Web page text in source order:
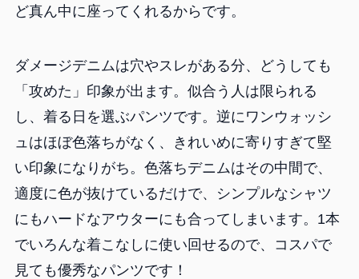
ど真ん中に座ってくれるからです。
ダメージデニムは穴やスレがある分、どうしても
「攻めた」印象が出ます。似合う人は限られる
し、着る日を選ぶパンツです。逆にワンウォッシ
ュはほぼ色落ちがなく、きれいめに寄りすぎて堅
い印象になりがち。色落ちデニムはその中間で、
適度に色が抜けているだけで、シンプルなシャツ
にもハードなアウターにも合ってしまいます。1本
でいろんな着こなしに使い回せるので、コスパで
見ても優秀なパンツです！